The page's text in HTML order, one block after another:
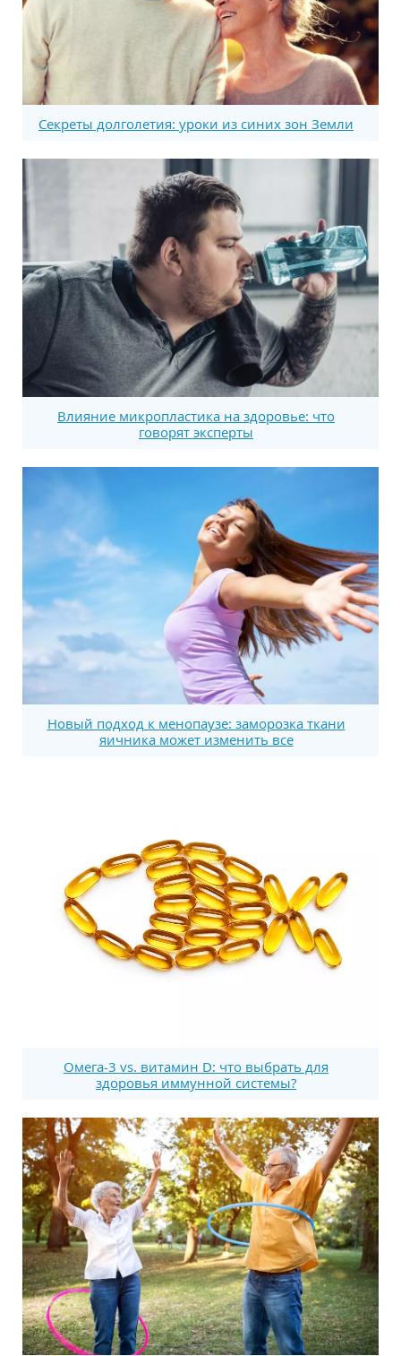
Секреты долголетия: уроки из синих зон Земли
Влияние микропластика на здоровье: что
говорят эксперты
Новый подход к менопаузе: заморозка ткани
яичника может изменить все
Омега-3 vs. витамин D: что выбрать для
здоровья иммунной системы?